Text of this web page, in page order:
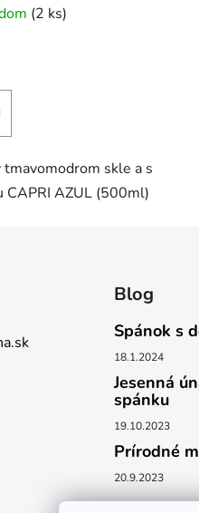
(2 ks)
tmavomodrom skle a s
CAPRI AZUL (500ml)
Blog
Spánok s
18.1.2024
Jesenná
spánku
19.10.2023
Prírodné
20.9.2023